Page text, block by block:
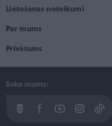
Lietošanas noteikumi
Par mums
Privātums
Seko mums: